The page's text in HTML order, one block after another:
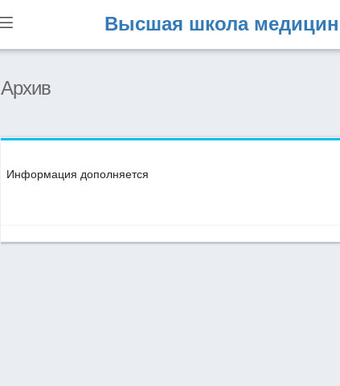
Высшая школа
Архив
Информация дополняется